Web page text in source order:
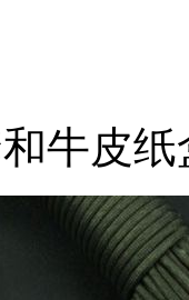
牛皮纸